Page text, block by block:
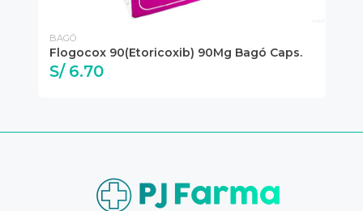
BAGÓ
Flogocox 90(Etoricoxib) 90Mg Bagó Caps.
S/ 6.70